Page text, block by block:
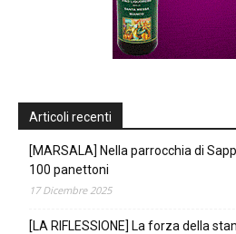
Articoli recenti
[MARSALA] Nella parrocchia di
100 panettoni
17 Dicembre 2025
[LA RIFLESSIONE] La forza della